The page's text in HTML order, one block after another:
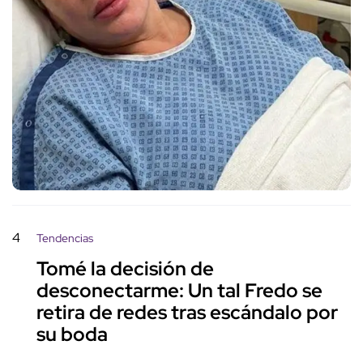
4 Tendencias
Tomé la decisión de
desconectarme: Un tal Fredo se
retira de redes tras escándalo por
su boda